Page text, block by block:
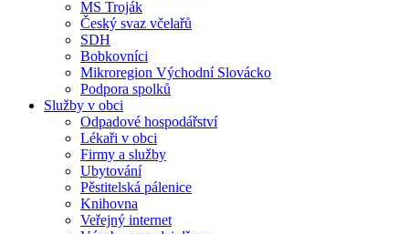
MS Troják
Český svaz včelařů
SDH
Bobkovníci
Mikroregion Východní Slovácko
Podpora spolků
Služby v obci
Odpadové hospodářství
Lékaři v obci
Firmy a služby
Ubytování
Pěstitelská pálenice
Knihovna
Veřejný internet